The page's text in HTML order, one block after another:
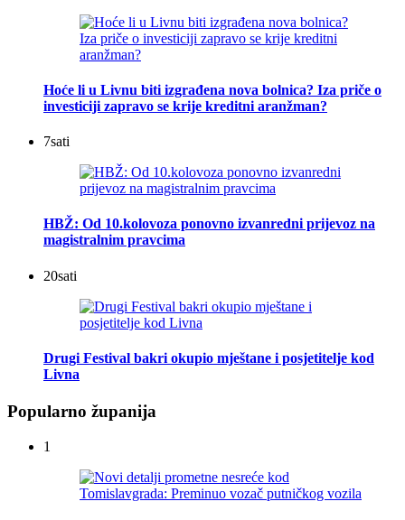
Hoće li u Livnu biti izgrađena nova bolnica? Iza priče o
investiciji zapravo se krije kreditni aranžman?
7sati
HBŽ: Od 10.kolovoza ponovno izvanredni prijevoz na
magistralnim pravcima
20sati
Drugi Festival bakri okupio mještane i posjetitelje kod
Livna
Popularno županija
1